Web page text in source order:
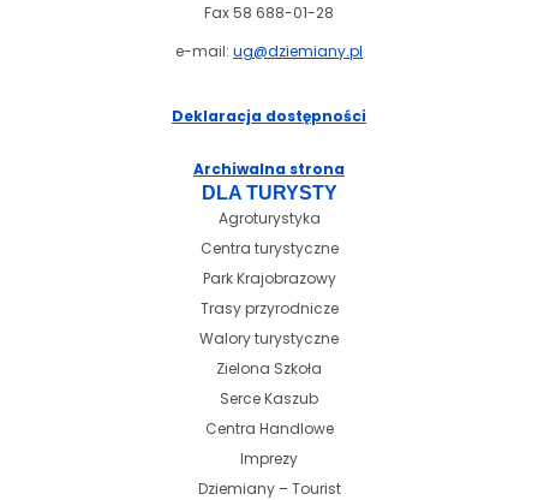
Fax 58 688-01-28
e-mail: ug@dziemiany.pl
Deklaracja dostępności
Archiwalna strona
DLA TURYSTY
Agroturystyka
Centra turystyczne
Park Krajobrazowy
Trasy przyrodnicze
Walory turystyczne
Zielona Szkoła
Serce Kaszub
Centra Handlowe
Imprezy
Dziemiany – Tourist